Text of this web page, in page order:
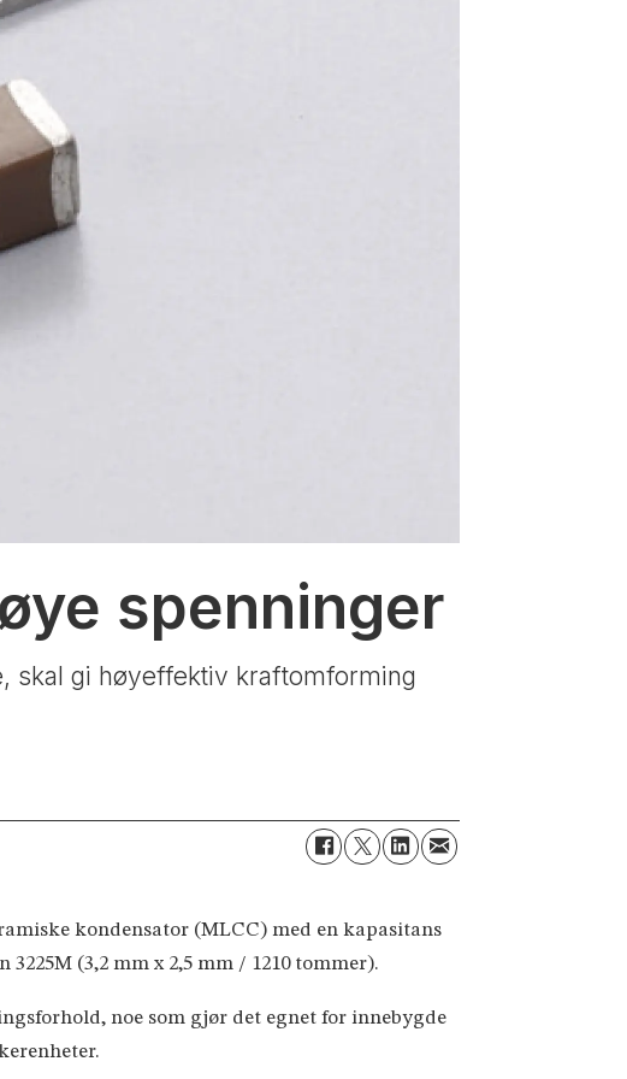
spenninger
skal gi høyeffektiv kraftomforming
kondensator (MLCC) med en kapasitans
(3,2 mm x 2,5 mm / 1210 tommer).
noe som gjør det egnet for innebygde